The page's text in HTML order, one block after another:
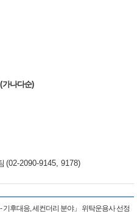
(가나다순)
(02-2090-9145, 9178)
기후대응, 세컨더리 분야」 위탁운용사 선정